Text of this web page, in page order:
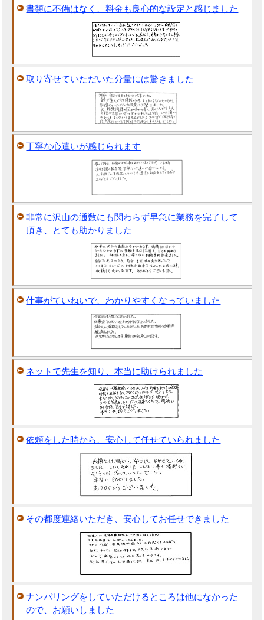
書類に不備はなく、料金も良心的な設定と感じました
取り寄せていただいた分量には驚きました
丁寧な心遣いが感じられます
非常に沢山の通数にも関わらず早急に業務を完了して
頂き、とても助かりました
仕事がていねいで、わかりやすくなっていました
ネットで先生を知り、本当に助けられました
依頼をした時から、安心して任せていられました
その都度連絡いただき、安心してお任せできました
ナンバリングをしていただけるところは他になかった
ので、お願いしました